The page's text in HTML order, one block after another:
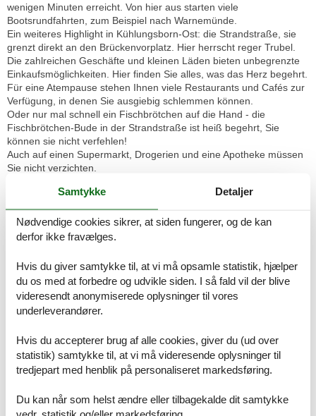
wenigen Minuten erreicht. Von hier aus starten viele
Bootsrundfahrten, zum Beispiel nach Warnemünde.
Ein weiteres Highlight in Kühlungsborn-Ost: die Strandstraße, sie
grenzt direkt an den Brückenvorplatz. Hier herrscht reger Trubel.
Die zahlreichen Geschäfte und kleinen Läden bieten unbegrenzte
Einkaufsmöglichkeiten. Hier finden Sie alles, was das Herz begehrt.
Für eine Atempause stehen Ihnen viele Restaurants und Cafés zur
Verfügung, in denen Sie ausgiebig schlemmen können.
Oder nur mal schnell ein Fischbrötchen auf die Hand - die
Fischbrötchen-Bude in der Strandstraße ist heiß begehrt, Sie
können sie nicht verfehlen!
Auch auf einen Supermarkt, Drogerien und eine Apotheke müssen
Sie nicht verzichten.
Dampfeisenbahn "Molli" - ein unvergessliches Erlebnis.
Ausstattungen:
Das mit viel Liebe zum Detail eingerichtete 2-Zimmer-Apartment in
Urlaub benötigen.
Genießen Sie Ihren Aufenthalt in dieser kleinen Wohlfühloase!
Der komfortabel eingerichtete Wohnbereich ist mit einer Sofa- und
Sesselecke ausgestattet; der ideale Platz, um die Seele baumeln
ebenfalls zur Verfügung. Hier können Sie einen ereignisreichen Tag
gemütlich ausklingen lassen.
ausgestattet ist. Hier finden Sie einen Kühlschrank, einen 2-Platten-
Herd, Toaster, Kaffeemaschine, Wasserkocher, Mikrowelle,
Samtykke Detaljer
Nødvendige cookies sikrer, at siden fungerer, og de kan
derfor ikke fravælges.
Hvis du giver samtykke til, at vi må opsamle statistik, hjælper
du os med at forbedre og udvikle siden. I så fald vil der blive
videresendt anonymiserede oplysninger til vores
underleverandører.
Hvis du accepterer brug af alle cookies, giver du (ud over
statistik) samtykke til, at vi må videresende oplysninger til
tredjepart med henblik på personaliseret markedsføring.
Du kan når som helst ændre eller tilbagekalde dit samtykke